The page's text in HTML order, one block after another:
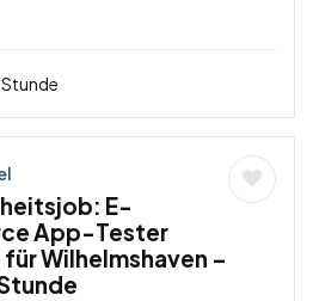
E-
App-Tester
Wilhelmshaven –